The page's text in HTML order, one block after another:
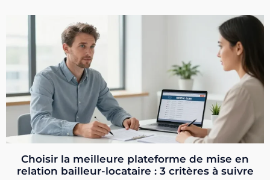
Choisir la meilleure plateforme de mise en
relation bailleur-locataire : 3 critères à suivre